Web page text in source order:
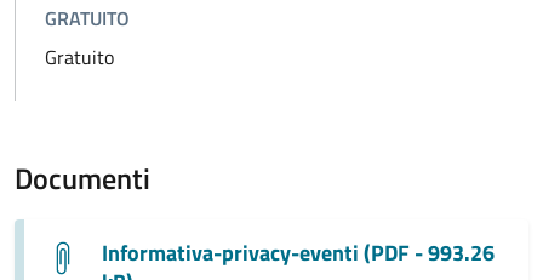
GRATUITO
Gratuito
Documenti
Informativa-privacy-eventi (PDF - 993.26